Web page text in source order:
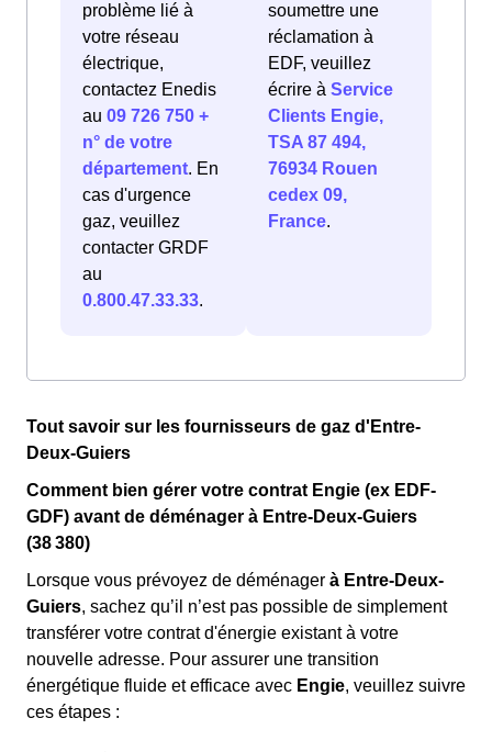
problème lié à
votre réseau
électrique,
contactez Enedis
au 09 726 750 +
n° de votre
département. En
cas d'urgence
gaz, veuillez
contacter GRDF
au
0.800.47.33.33.
soumettre une
réclamation à
EDF, veuillez
écrire à Service
Clients Engie,
TSA 87 494,
76934 Rouen
cedex 09,
France.
Tout savoir sur les fournisseurs de gaz d'Entre-
Deux-Guiers
Comment bien gérer votre contrat Engie (ex EDF-
GDF) avant de déménager à Entre-Deux-Guiers
(38 380)
Lorsque vous prévoyez de déménager à Entre-Deux-
Guiers, sachez qu’il n’est pas possible de simplement
transférer votre contrat d'énergie existant à votre
nouvelle adresse. Pour assurer une transition
énergétique fluide et efficace avec Engie, veuillez suivre
ces étapes :